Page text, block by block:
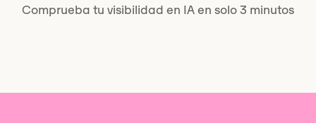
Comprueba tu visibilidad en IA en solo 3 minutos